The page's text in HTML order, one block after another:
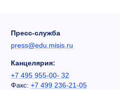
Пресс-служба
press@edu.misis.ru
Канцелярия:
+7 495 955-00- 32
Факс: +7 499 236-21-05